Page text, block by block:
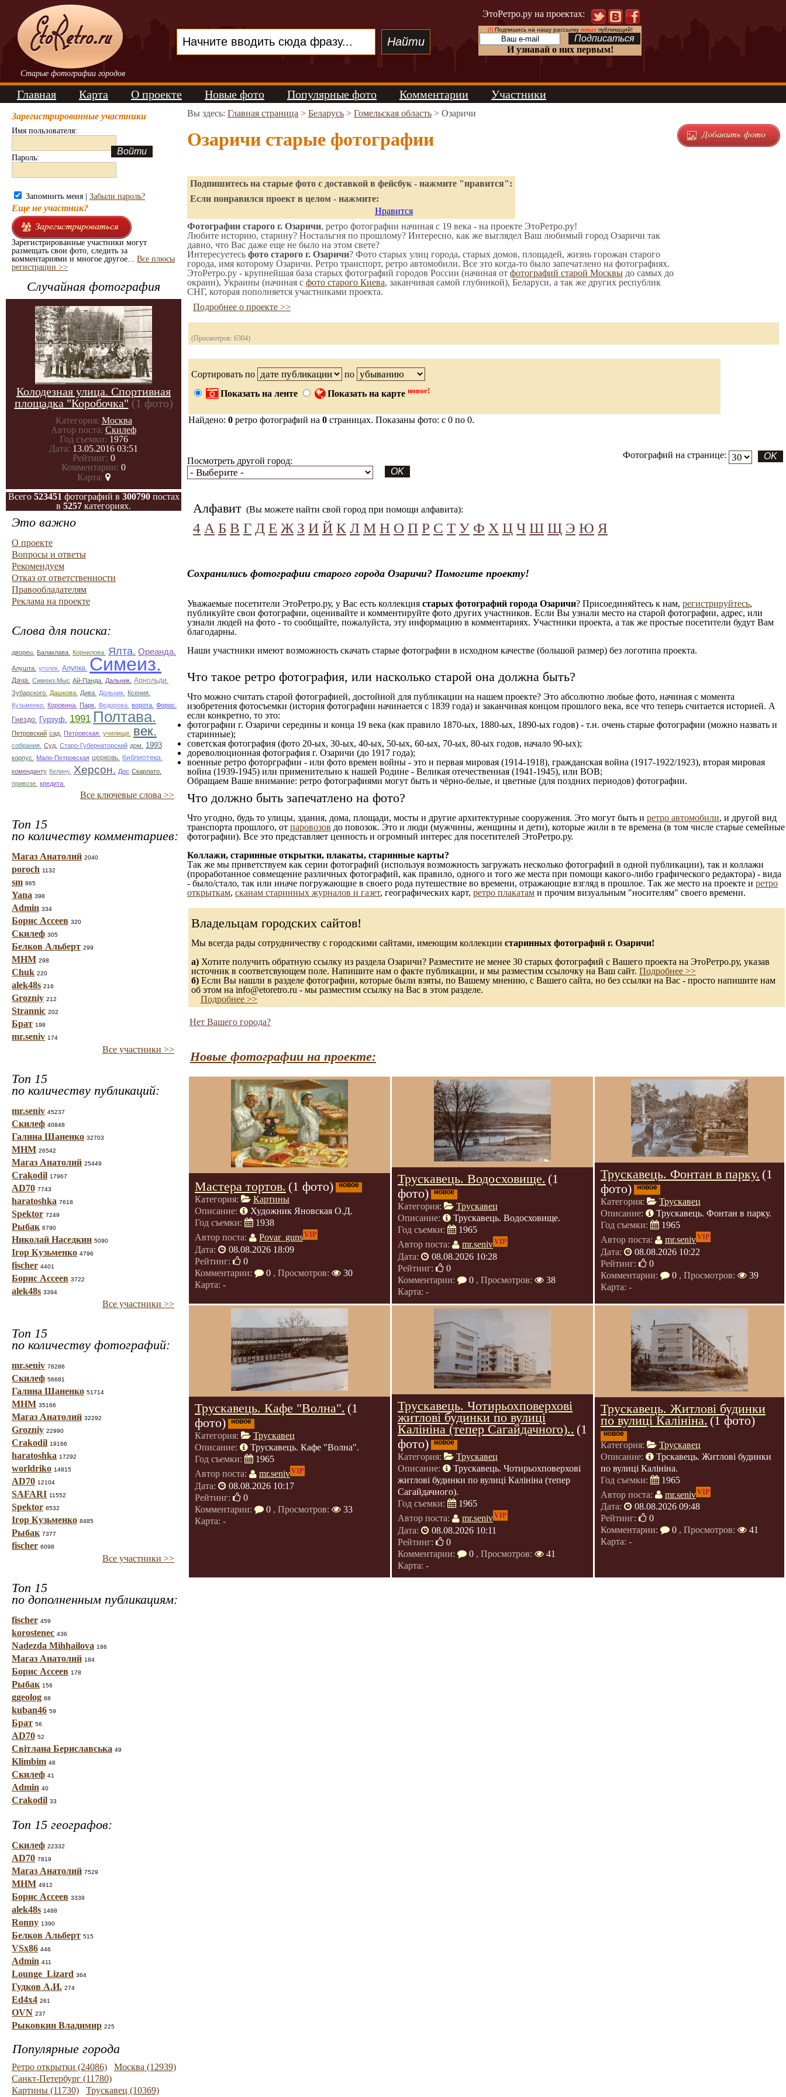
Старые фотографии городов
ЭтоРетро.ру на проектах:
(!)Подпишись на нашу рассылку новыхпубликаций!
И узнавай о них первым!
Главная Карта О проекте Новые фото Популярные фото Комментарии Участники
Зарегистрированные участники
Имя пользователя:
Пароль:
Запомнить меня | Забыли пароль?
Еще не участник?
Зарегистрированные участники могут
размещать свои фото, следить за
комментариями и многое другое... Все плюсы
регистрации >>
Случайная фотография
Колодезная улица. Спортивная
площадка "Коробочка" (1 фото)
Категория: Москва
Автор поста: Скилеф
Год съемки: 1976
Дата: 13.05.2016 03:51
Рейтинг: 0
Комментарии: 0
Карта:
Всего 523451 фотографий в 300790постах
в 5257 категориях.
Это важно
О проекте
Вопросы и ответы
Рекомендуем
Отказ от ответственности
Правообладателям
Реклама на проекте
Слова для поиска:
дворец. Балаклава. Корнилова. Ялта. Ореанда.
Алушта. уголок. Алупка. Симеиз.
Дача. Симеиз.Мыс Ай-Панда. Дальник. Арнольди.
Зубарского. Дашкова. Дива. Дольник.
Ксения.
Кузьменко.
Коровина. Парк. Федорова. ворота. Форос.
Гнездо. Гурзуф. 1991 Полтава.
Петровский сад. Петровская. училище. век.
собрания. Суд. Старо-Губернаторский дом. 1993
корпус. Мало-Петровская церковь. библиотека.
коменданту Келину. Херсон. Дос Скарлато.
привозе. кредита.
Все ключевые слова >>
Топ 15
по количеству комментариев:
Магаз Анатолий 2040
poroch 1132
sm 865
Yana 398
Admin 334
Борис Ассеев 320
Скилеф 305
Белков Альберт 299
МНМ 298
Chuk 220
alek48s 216
Grozniy 212
Strannic 202
Брат 198
mr.seniv 174
Все участники >>
Топ 15
по количеству публикаций:
mr.seniv 45237
Скилеф 40848
Галина Шаненко 32703
МНМ 26542
Магаз Анатолий 25449
Crakodil 17967
AD70 7743
haratoshka 7618
Spektor 7249
Рыбак 6790
Николай Наседкин 5090
Ігор Кузьменко 4796
fischer 4401
Борис Ассеев 3722
alek48s 3394
Все участники >>
Топ 15
по количеству фотографий:
mr.seniv 78286
Скилеф 56681
Галина Шаненко 51714
МНМ 35166
Магаз Анатолий 32292
Grozniy 22990
Crakodil 19166
haratoshka 17292
worldriko 14815
AD70 12104
SAFARI 11552
Spektor 8532
Ігор Кузьменко 8485
Рыбак 7377
fischer 6098
Все участники >>
Топ 15
по дополненным публикациям:
fischer 459
korostenec 436
Nadezda Mihhailova 186
Магаз Анатолий 184
Борис Ассеев 178
Рыбак 156
ggeolog 88
kuban46 59
Брат 56
AD70 52
Світлана Бериславська 49
Klimbim 48
Скилеф 41
Admin 40
Crakodil 33
Топ 15 географов:
Скилеф 22332
AD70 7819
Магаз Анатолий 7529
МНМ 4912
Борис Ассеев 3339
alek48s 1488
Ronny 1390
Белков Альберт 515
VSx86 446
Admin 411
Lounge_Lizard 364
Гудков А.И. 274
Ed4x4 261
OVN 237
Рыковкин Владимир 225
Популярные города
Ретро открытки (24086)
Москва (12939)
Санкт-Петербург (11780)
Картины (11730)
Трускавец (10369)
Вы здесь: Главная страница > Беларусь > Гомельская область > Озаричи
Озаричи старые фотографии
Подпишитесь на старые фото с доставкой в фейсбук - нажмите "нравится":
Если понравился проект в целом - нажмите:
Нравится
Фотографии старого г. Озаричи, ретро фотографии начиная с 19 века - на проекте ЭтоРетро.ру!
Любите историю, старину? Ностальгия по прошлому? Интересно, как же выглядел Ваш любимый город Озаричи так
давно, что Вас даже еще не было на этом свете?
Интересуетесь фото старого г. Озаричи? Фото старых улиц города, старых домов, площадей, жизнь горожан старого
города, имя которому Озаричи. Ретро транспорт, ретро автомобили. Все это когда-то было запечатлено на фотографиях.
ЭтоРетро.ру - крупнейшая база старых фотографий городов России (начиная от фотографий старой Москвы до самых до
окраин), Украины (начиная с фото старого Киева, заканчивая самой глубинкой), Беларуси, а так же других республик
СНГ, которая пополняется участниками проекта.
Подробнее о проекте >>
(Просмотров: 6304)
Сортировать по
по
Показать на ленте
Показать на карте новое!
Найдено: 0 ретро фотографий на 0 страницах. Показаны фото: с 0 по 0.
Посмотреть другой город:
Фотографий на странице:
Алфавит (Вы можете найти свой город при помощи алфавита):
4 А Б В Г Д Е Ж З И Й К Л М Н О П Р С Т У Ф Х Ц Ч Ш Щ Э Ю Я
Сохранились фотографии старого города Озаричи? Помогите проекту!
Уважаемые посетители ЭтоРетро.ру, у Вас есть коллекция старых фотографий города Озаричи? Присоединяйтесь к нам, регистрируйтесь,
публикуйте свои фотографии, оценивайте и комментируйте фото других участников. Если Вы узнали место на старой фотографии, адрес, или
узнали людей на фото - то сообщайте, пожалуйста, эту информацию в комментариях. Участники проекта, а так же простые посетители будут Вам
благодарны.
Наши участники имеют возможность скачать старые фотографии в исходном качестве (большой размер) без логотипа проекта.
Что такое ретро фотография, или насколько старой она должна быть?
Что можно считать старой фотографией, достойной для публикации на нашем проекте? Это абсолютно любые фото, начиная c момента
изобретения фотосъемки (история фотографии начинается с 1839 года) и заканчивая концом прошлого века, все что теперь считается историей. А
если конкретно, то это:
фотографии г. Озаричи середины и конца 19 века (как правило 1870-ых, 1880-ых, 1890-ых годов) - т.н. очень старые фотографии (можно назвать и
старинные);
советская фотография (фото 20-ых, 30-ых, 40-ых, 50-ых, 60-ых, 70-ых, 80-ых годов, начало 90-ых);
дореволюционная фотография г. Озаричи (до 1917 года);
военные ретро фоторграфии - или фото времен войны - это и первая мировая (1914-1918), гражданская война (1917-1922/1923), вторая мировая
война (1939-1945) или применительно к нашей Родине - Великая отечественная (1941-1945), или ВОВ;
Обращаем Ваше внимание: ретро фотографиями могут быть и чёрно-белые, и цветные (для поздних периодов) фотографии.
Что должно быть запечатлено на фото?
Что угодно, будь то улицы, здания, дома, площади, мосты и другие архитектурные сооружения. Это могут быть и ретро автомобили, и другой вид
транспорта прошлого, от паровозов до повозок. Это и люди (мужчины, женщины и дети), которые жили в те времена (в том числе старые семейные
фотографии). Все это представляет ценность и огромный интерес для посетителей ЭтоРетро.ру.
Коллажи, старинные открытки, плакаты, старинные карты?
Так же мы приветствуем как серии фотографий (используя возможность загружать несколько фотографий в одной публикации), так и коллажи
(проработанное совмещение различных фотографий, как правило, одного и того же места при помощи какого-либо графического редактора) - вида
- было/стало, так или иначе погружающие в своего рода путешествие во времени, отражающие взгляд в прошлое. Так же место на проекте и ретро
открыткам, сканам старинных журналов и газет, географических карт, ретро плакатам и прочим визуальным "носителям" своего времени.
Владельцам городских сайтов!
Мы всегда рады сотрудничеству с городскими сайтами, имеющим коллекции старинных фотографий г. Озаричи!
а) Хотите получить обратную ссылку из раздела Озаричи? Разместите не менее 30 старых фотографий с Вашего проекта на ЭтоРетро.ру, указав
источник в соответсвующем поле. Напишите нам о факте публикации, и мы разместим ссылочку на Ваш сайт. Подробнее >>
б) Если Вы нашли в разделе фотографии, которые были взяты, по Вашему мнению, с Вашего сайта, но без ссылки на Вас - просто напишите нам
об этом на info@etoretro.ru - мы разместим ссылку на Вас в этом разделе.
Подробнее >>
Нет Вашего города?
Новые фотографии на проекте:
Мастера тортов. (1 фото) новое
Категория:
Картины
Описание:
Художник Яновская О.Д.
Год съемки:
1938
Автор поста:
Povar_gunsVIP
Дата:
08.08.2026 18:09
Рейтинг:
0
Комментарии:
0 , Просмотров:
30
Карта: -
Трускавець. Водосховище. (1
фото)
новое
Категория:
Трускавец
Описание:
Трускавець. Водосховище.
Год съемки:
1965
Автор поста:
mr.senivVIP
Дата:
08.08.2026 10:28
Рейтинг:
0
Комментарии:
0 , Просмотров:
38
Карта: -
Трускавець. Фонтан в парку. (1
фото)
новое
Категория:
Трускавец
Описание:
Трускавець. Фонтан в парку.
Год съемки:
1965
Автор поста:
mr.senivVIP
Дата:
08.08.2026 10:22
Рейтинг:
0
Комментарии:
0 , Просмотров:
39
Карта: -
Трускавець. Кафе "Волна". (1
фото)
новое
Категория:
Трускавец
Описание:
Трускавець. Кафе "Волна".
Год съемки:
1965
Автор поста:
mr.senivVIP
Дата:
08.08.2026 10:17
Рейтинг:
0
Комментарии:
0 , Просмотров:
33
Карта: -
Трускавець. Чотирьохповерхові
житлові будинки по вулиці
Калініна (тепер Сагайдачного).. (1
фото)
новое
Категория:
Трускавец
Описание:
Трускавець. Чотирьохповерхові
житлові будинки по вулиці Калініна (тепер
Сагайдачного).
Год съемки:
1965
Автор поста:
mr.senivVIP
Дата:
08.08.2026 10:11
Рейтинг:
0
Комментарии:
0 , Просмотров:
41
Карта: -
Трускавець. Житлові будинки
по вулиці Калініна.(1 фото)
новое
Категория:
Трускавец
Описание:
Трскавець. Житлові будинки
по вулиці Калініна.
Год съемки:
1965
Автор поста:
mr.senivVIP
Дата:
08.08.2026 09:48
Рейтинг:
0
Комментарии:
0 , Просмотров:
41
Карта: -